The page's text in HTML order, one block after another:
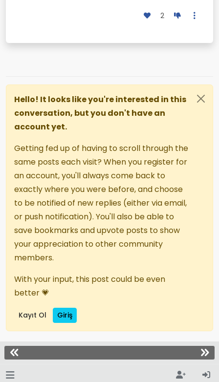
2
Hello! It looks like you're interested in this
conversation, but you don't have an
account yet.
Getting fed up of having to scroll through the
same posts each visit? When you register for
an account, you'll always come back to
exactly where you were before, and choose
to be notified of new replies (either via email,
or push notification). You'll also be able to
save bookmarks and upvote posts to show
your appreciation to other community
members.
With your input, this post could be even
better 💗
Kayıt Ol Giriş